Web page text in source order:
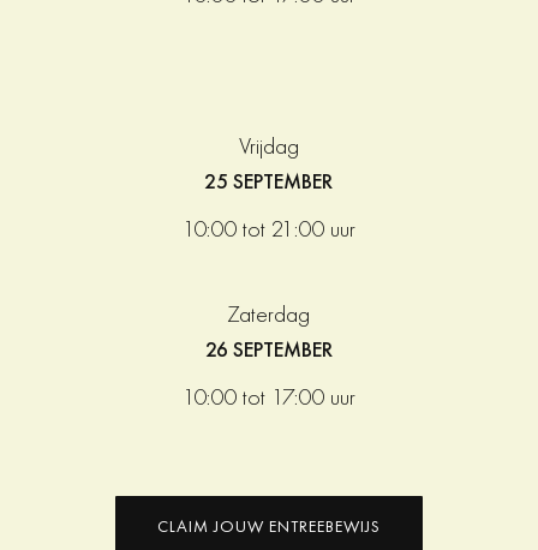
Vrijdag
25 SEPTEMBER
10:00 tot 21:00 uur
Zaterdag
26 SEPTEMBER
10:00 tot 17:00 uur
CLAIM JOUW ENTREEBEWIJS